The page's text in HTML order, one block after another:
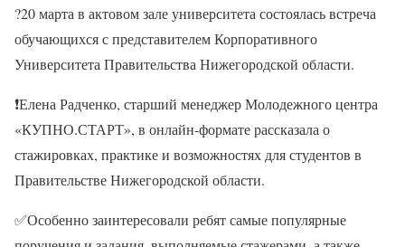
?20 марта в актовом зале университета состоялась встреча
обучающихся с представителем Корпоративного
Университета Правительства Нижегородской области.
❗Елена Радченко, старший менеджер Молодежного центра
«КУПНО.СТАРТ», в онлайн-формате рассказала о
стажировках, практике и возможностях для студентов в
Правительстве Нижегородской области.
✅Особенно заинтересовали ребят самые популярные